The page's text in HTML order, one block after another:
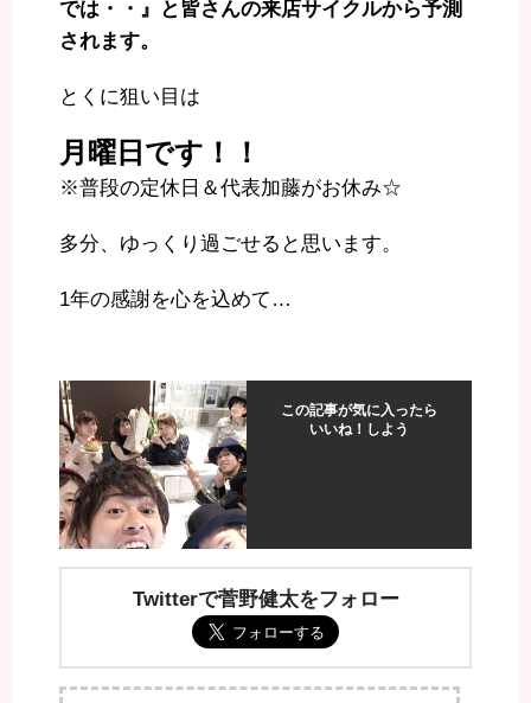
では・・』と皆さんの来店サイクルから予測
されます。
とくに狙い目は
月曜日です！！
※普段の定休日＆代表加藤がお休み☆
多分、ゆっくり過ごせると思います。
1年の感謝を心を込めて…
この記事が気に入ったら
いいね！しよう
Twitterで菅野健太をフォロー